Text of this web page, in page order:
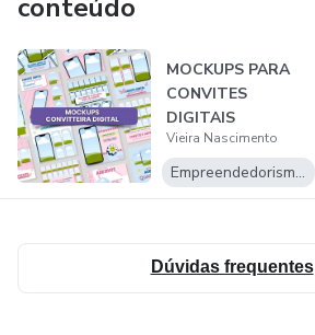
conteúdo
MOCKUPS PARA
CONVITES
DIGITAIS
Vieira Nascimento
Empreendedorismo Digital
Dúvidas frequentes